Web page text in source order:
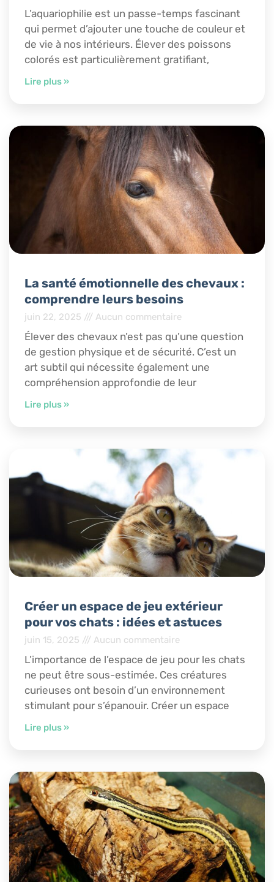
L’aquariophilie est un passe-temps fascinant
qui permet d’ajouter une touche de couleur et
de vie à nos intérieurs. Élever des poissons
colorés est particulièrement gratifiant,
Lire plus »
La santé émotionnelle des chevaux :
comprendre leurs besoins
juin 22, 2025 Aucun commentaire
Élever des chevaux n’est pas qu’une question
de gestion physique et de sécurité. C’est un
art subtil qui nécessite également une
compréhension approfondie de leur
Lire plus »
Créer un espace de jeu extérieur
pour vos chats : idées et astuces
juin 15, 2025 Aucun commentaire
L’importance de l’espace de jeu pour les chats
ne peut être sous-estimée. Ces créatures
curieuses ont besoin d’un environnement
stimulant pour s’épanouir. Créer un espace
Lire plus »